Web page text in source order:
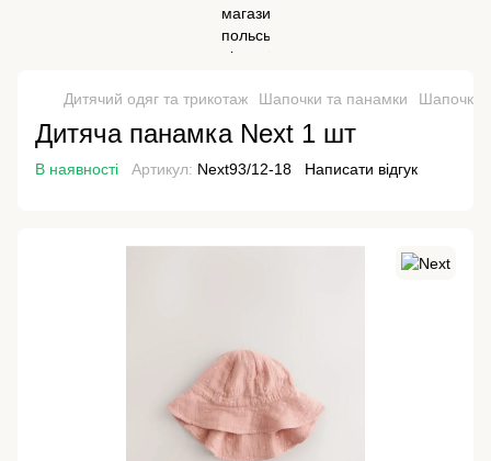
Дитячий одяг та трикотаж Шапочки та панамки Шапочки
Дитяча панамка Next 1 шт
В наявності Артикул: Next93/12-18 Написати відгук